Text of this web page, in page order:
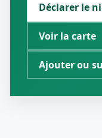
Déclarer le
Voir la carte
Ajouter ou